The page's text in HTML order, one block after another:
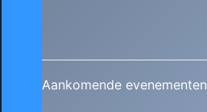
Aankomende evenementen